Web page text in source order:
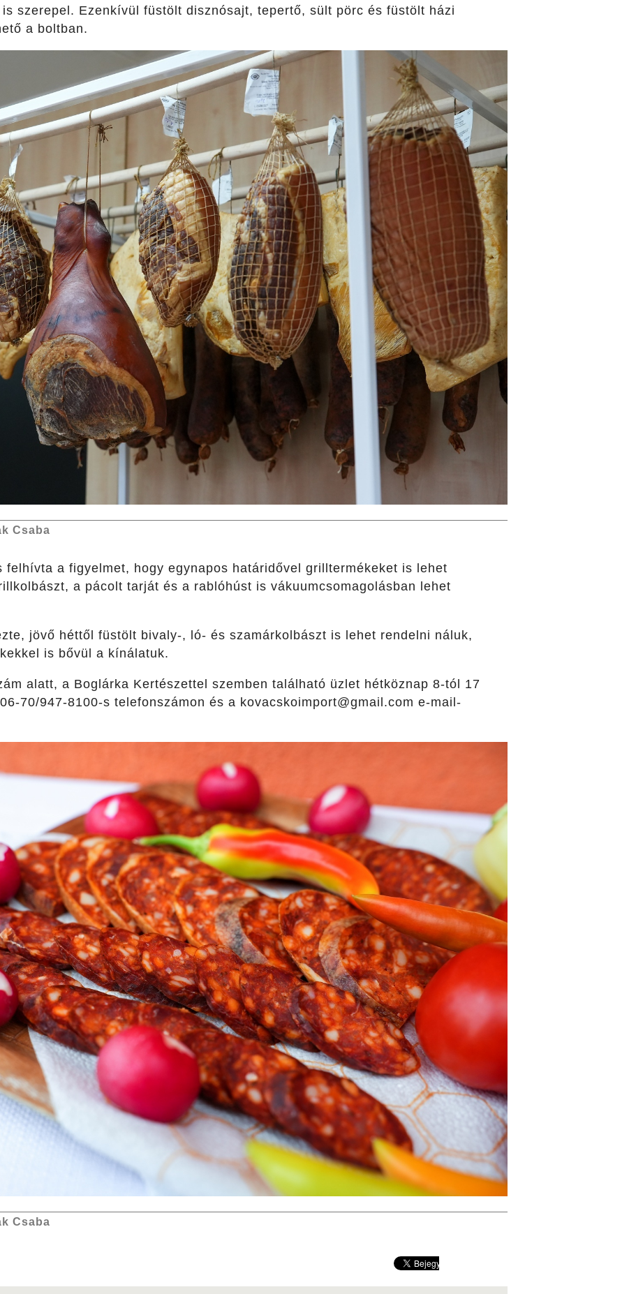
szerepel. Ezenkívül füstölt disznósajt, tepertő, sült pörc és füstölt házi
a boltban.
Csaba
felhívta a figyelmet, hogy egynapos határidővel grilltermékeket is lehet
a pácolt tarját és a rablóhúst is vákuumcsomagolásban lehet
jövő héttől füstölt bivaly-, ló- és szamárkolbászt is lehet rendelni náluk,
is bővül a kínálatuk.
alatt, a Boglárka Kertészettel szemben található üzlet hétköznap 8-tól 17
70/947-8100-s telefonszámon és a kovacskoimport@gmail.com e-mail-
Csaba